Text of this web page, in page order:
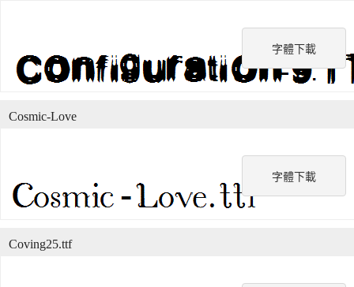
字體下載
字體下載
Cosmic-Love
Coving25.ttf